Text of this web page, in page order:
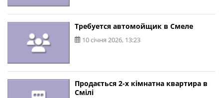
Требуется автомойщик в Смеле
10 січня 2026, 13:23
Продається 2-х кімнатна квартира в
Смілі